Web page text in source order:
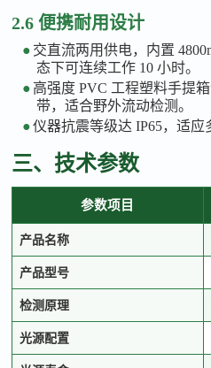
2.6 便携耐用设计
● 交直流两用供电，内置
态下可连续工作 10 小时。
● 高强度 PVC 工程塑料手提
带，适合野外流动检测。
● 仪器抗震等级达 IP65，适应
三、技术参数
参数项目
产品名称
产品型号
检测原理
光源配置